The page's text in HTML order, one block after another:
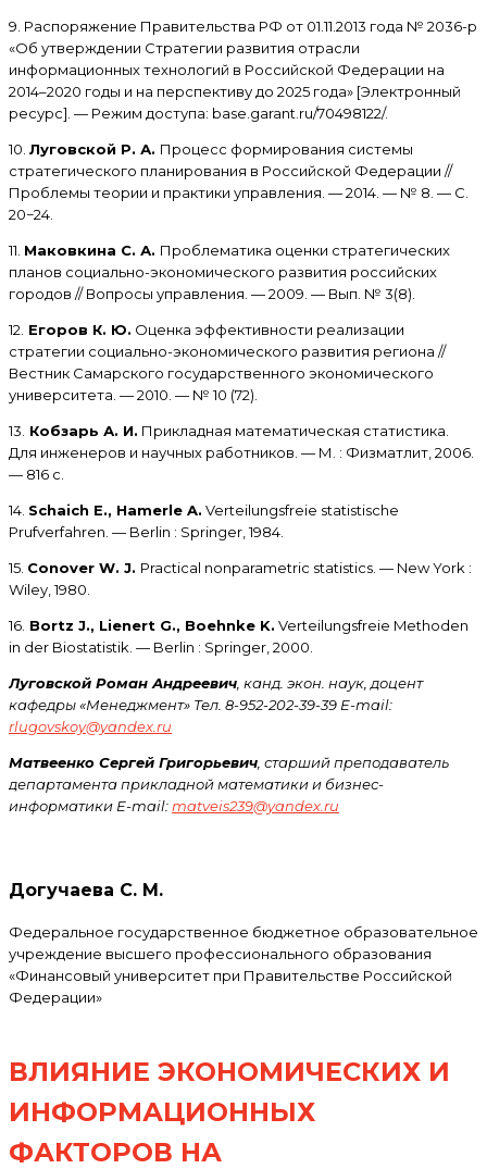
9. Распоряжение Правительства РФ от 01.11.2013 года № 2036-р
«Об утверждении Стратегии развития отрасли
информационных технологий в Российской Федерации на
2014–2020 годы и на перспективу до 2025 года» [Электронный
ресурс]. — Режим доступа: base.garant.ru/70498122/.
10. Луговской Р. А. Процесс формирования системы
стратегического планирования в Российской Федерации //
Проблемы теории и практики управления. — 2014. — № 8. — С.
20−24.
11. Маковкина С. А. Проблематика оценки стратегических
планов социально-экономического развития российских
городов // Вопросы управления. — 2009. — Вып. № 3(8).
12. Егоров К. Ю. Оценка эффективности реализации
стратегии социально-экономического развития региона //
Вестник Самарского государственного экономического
университета. — 2010. — № 10 (72).
13. Кобзарь А. И. Прикладная математическая статистика.
Для инженеров и научных работников. — М. : Физматлит, 2006.
— 816 с.
14. Schaich E., Hamerle A. Verteilungsfreie statistische
Prufverfahren. — Berlin : Springer, 1984.
15. Conover W. J. Practical nonparametric statistics. — New York :
Wiley, 1980.
16. Bortz J., Lienert G., Boehnke K. Verteilungsfreie Methoden
in der Biostatistik. — Berlin : Springer, 2000.
Луговской Роман Андреевич , канд. экон. наук, доцент
кафедры «Менеджмент» Тел. 8-952-202-39-39 E-mail:
rlugovskoy@yandex.ru
Матвеенко Сергей Григорьевич , старший преподаватель
департамента прикладной математики и бизнес-
информатики E-mail: matveis239@yandex.ru
Догучаева С. М.
Федеральное государственное бюджетное образовательное
учреждение высшего профессионального образования
«Финансовый университет при Правительстве Российской
Федерации»
ВЛИЯНИЕ ЭКОНОМИЧЕСКИХ И
ИНФОРМАЦИОННЫХ
ФАКТОРОВ НА